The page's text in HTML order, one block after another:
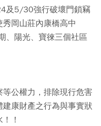
及5/30強行破壞門鎖竊
岡山莊內康橋高中
、陽光、寶徠三個社區
公權力，排除現行危害
康財產之行為與事實狀
！